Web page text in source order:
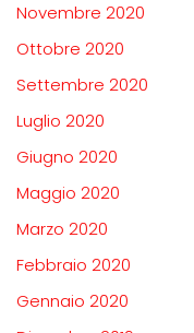
Novembre 2020
Ottobre 2020
Settembre 2020
Luglio 2020
Giugno 2020
Maggio 2020
Marzo 2020
Febbraio 2020
Gennaio 2020